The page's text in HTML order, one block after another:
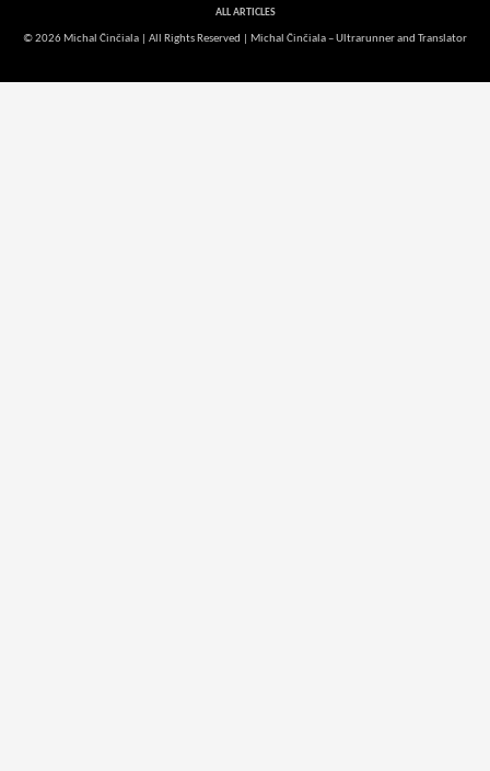
ALL ARTICLES
© 2026 Michal Činčiala | All Rights Reserved | Michal Činčiala – Ultrarunner and Translator